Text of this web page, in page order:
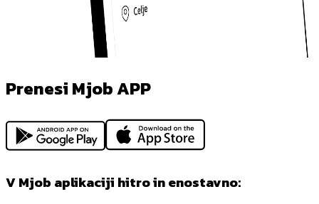
Prenesi Mjob APP
V Mjob aplikaciji hitro in enostavno: